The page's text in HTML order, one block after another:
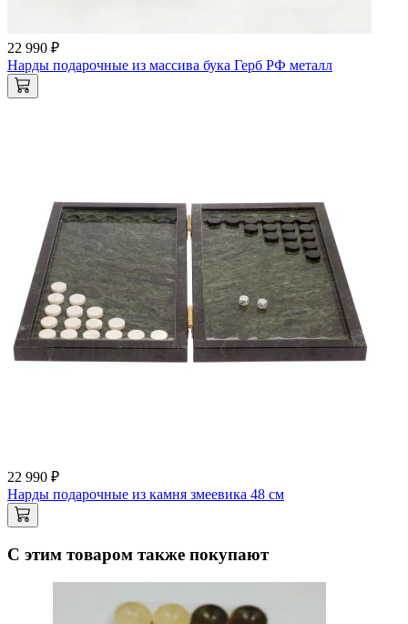
22 990 ₽
Нарды подарочные из массива бука Герб РФ металл
22 990 ₽
Нарды подарочные из камня змеевика 48 см
С этим товаром также покупают